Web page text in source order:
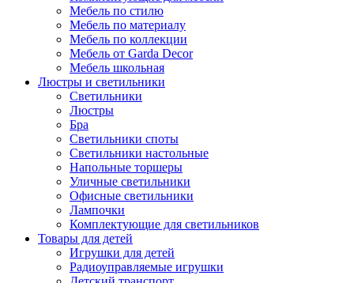
Мебель по стилю
Мебель по материалу
Мебель по коллекции
Мебель от Garda Decor
Мебель школьная
Люстры и светильники
Светильники
Люстры
Бра
Светильники споты
Светильники настольные
Напольные торшеры
Уличные светильники
Офисные светильники
Лампочки
Комплектующие для светильников
Товары для детей
Игрушки для детей
Радиоуправляемые игрушки